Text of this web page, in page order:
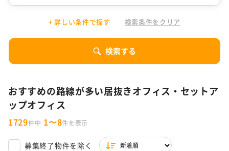
検索する
新宿区
豊島区
東京都 その他
東京都の内装付きオフィス特集
WeWorkの東京拠点
渋谷限定！居抜きオフィス・セットアップ・サービスオフィ
ラウンジ・テラス・バルコニーがあるオフィス
木目調オフィス特集
ファミレス席
男女別トイレ
11～30人
31～50人
51～80人
1万円以下
10,001円〜15,000円
15,001円〜20,000円
20,001円〜25,000円
居抜きオフィス
セットアップオフィス
SOHO
コワーキング
デザイナーズオフィス
フォンブース
駐車場付き
駐輪場あり
築浅
会議室あり
バルコニーorテラスor屋上あり
+ 詳しい条件で探す 検索条件をクリア
おすすめの路線が多い居抜きオフィス・セットア
ップオフィス
1729件中 1〜8件を表示
募集終了物件を除く